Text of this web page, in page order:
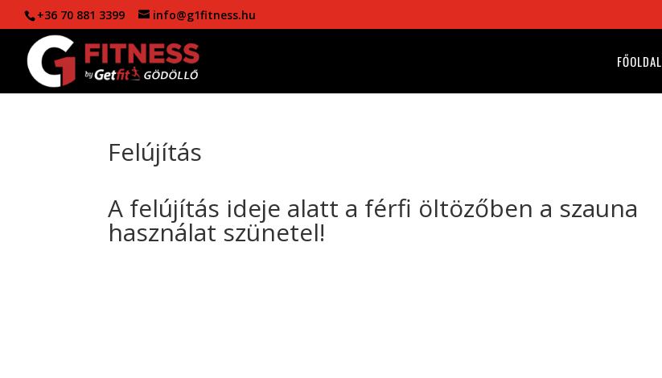
+36 70 881 3399 info@g1fitness.hu
FŐOLDAL
Felújítás
A felújítás ideje alatt a férfi öltözőben a szauna
használat szünetel!